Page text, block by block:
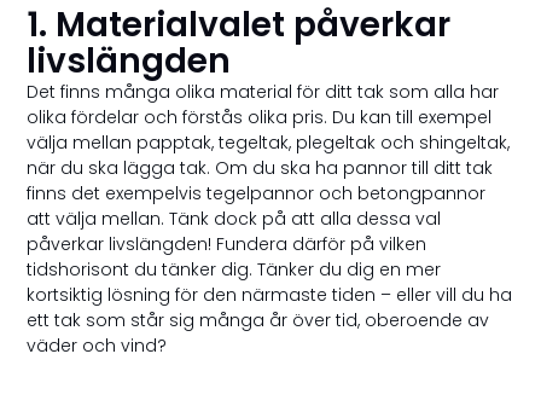
1. Materialvalet påverkar
livslängden
Det finns många olika material för ditt tak som alla har
olika fördelar och förstås olika pris. Du kan till exempel
välja mellan papptak, tegeltak, plegeltak och shingeltak,
när du ska lägga tak. Om du ska ha pannor till ditt tak
finns det exempelvis tegelpannor och betongpannor
att välja mellan. Tänk dock på att alla dessa val
påverkar livslängden! Fundera därför på vilken
tidshorisont du tänker dig. Tänker du dig en mer
kortsiktig lösning för den närmaste tiden – eller vill du ha
ett tak som står sig många år över tid, oberoende av
väder och vind?